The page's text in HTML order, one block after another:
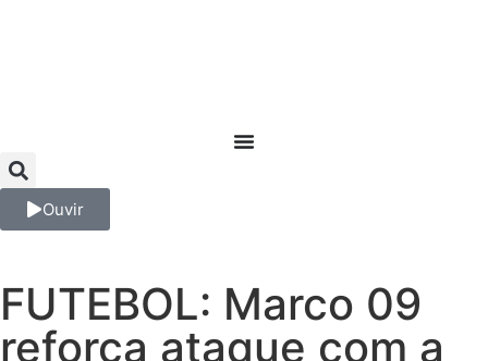
Ouvir
FUTEBOL: Marco 09
reforça ataque com a